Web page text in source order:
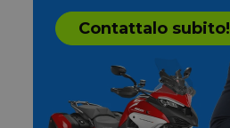
Contattalo subito!